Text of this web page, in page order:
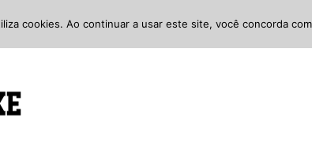
cookies. Ao continuar a usar este site, você concorda